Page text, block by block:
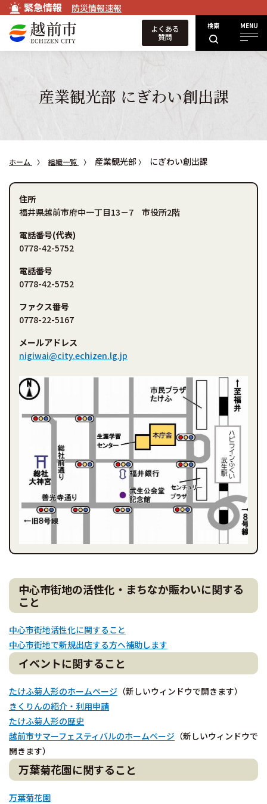
緊急情報 防災情報速報
検索 MENU
よくある
質問
産業観光部 にぎわい創出課
ホーム 組織一覧 産業観光部 にぎわい創出課
住所
福井県越前市府中一丁目13－7 市役所2階
電話番号(代表)
0778-42-5752
電話番号
0778-42-5752
ファクス番号
0778-22-5167
メールアドレス
nigiwai@city.echizen.lg.jp
中心市街地の活性化・まちなか賑わいに関する
こと
中心市街地活性化に関すること
中心市街地で新規出店する方へ補助します
イベントに関すること
たけふ菊人形のホームページ （新しいウィンドウで開きます）
きくりんの紹介・利用申請
たけふ菊人形の歴史
越前市サマーフェスティバルのホームページ （新しいウィンドウで
開きます）
万葉菊花園に関すること
万葉菊花園